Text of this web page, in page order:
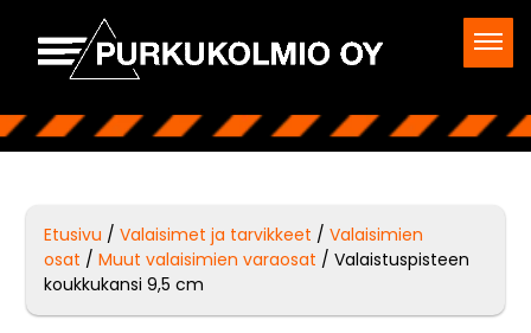
Etusivu /Valaisimet ja tarvikkeet /Valaisimien
osat /Muut valaisimien varaosat / Valaistuspisteen
koukkukansi 9,5 cm